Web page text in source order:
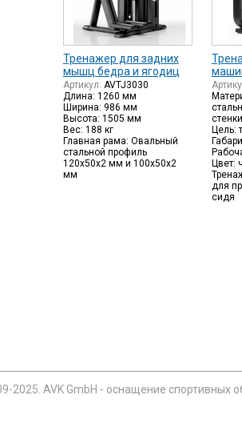
Тренажер для задних
мышц бедра и ягодиц
Артикул: AVTJ3030
Длина: 1260 мм
Ширина: 986 мм
Высота: 1505 мм
Вес: 188 кг
Главная рама: Овальный
стальной профиль
120х50х2 мм и 100х50х2
мм
Цель:
Цвет:
для
сидя
2025. AVK GmbH - оснащение спортивных